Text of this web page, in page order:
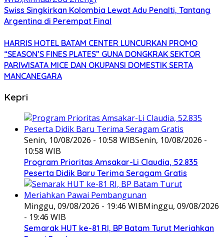
Swiss Singkirkan Kolombia Lewat Adu Penalti, Tantang
Argentina di Perempat Final
HARRIS HOTEL BATAM CENTER LUNCURKAN PROMO
“SEASON’S FINES PLATES” GUNA DONGKRAK SEKTOR
PARIWISATA MICE DAN OKUPANSI DOMESTIK SERTA
MANCANEGARA
Kepri
Senin, 10/08/2026 - 10:58 WIBSenin, 10/08/2026 -
10:58 WIB
Program Prioritas Amsakar-Li Claudia, 52.835
Peserta Didik Baru Terima Seragam Gratis
Minggu, 09/08/2026 - 19:46 WIBMinggu, 09/08/2026
- 19:46 WIB
Semarak HUT ke-81 RI, BP Batam Turut Meriahkan